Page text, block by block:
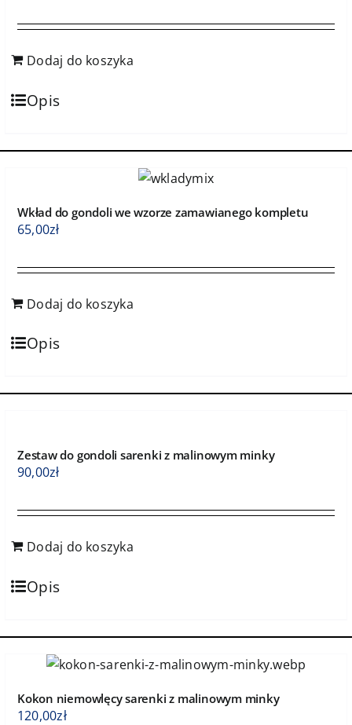
Dodaj do koszyka
Opis
Wkład do gondoli we wzorze zamawianego kompletu
65,00zł
Dodaj do koszyka
Opis
Zestaw do gondoli sarenki z malinowym minky
90,00zł
Dodaj do koszyka
Opis
Kokon niemowlęcy sarenki z malinowym minky
120,00zł